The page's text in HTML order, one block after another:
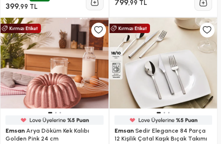
399,99 TL 799,99 TL
Emsan Arya Döküm Kek Kalıbı
Golden Pink 24 cm
EmsanSedir Elegance 84 Parça
12 Kişilik Çatal Kaşık Bıçak Takımı